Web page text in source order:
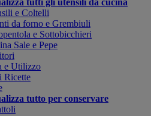
tutti gli utensili da cucina
e Coltelli
da forno e Grembiuli
e Sottobicchieri
Sale e Pepe
e Utilizzo
Ricette
tutto per conservare